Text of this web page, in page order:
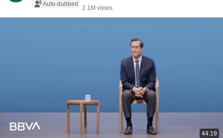
Auto-dubbed
2.1M views
44:19